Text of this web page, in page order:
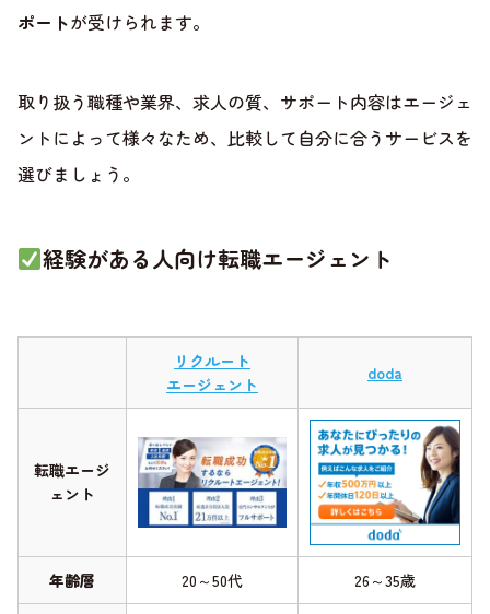
ポートが受けられます。
取り扱う職種や業界、求人の質、サポート内容はエージェ
ントによって様々なため、比較して自分に合うサービスを
選びましょう。
経験がある人向け転職エージェント
リクルート
エージェント
doda
転職エージ
ェント
年齢層 20～50代 26～35歳